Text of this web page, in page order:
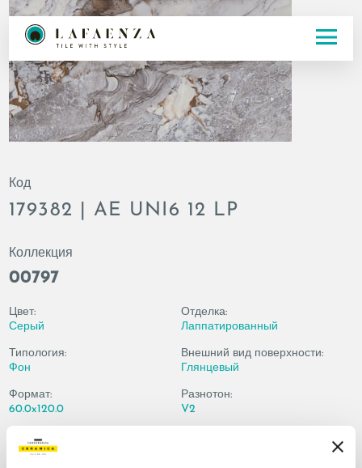
Код
179382 | AE UNI6 12 LP
Коллекция
00797
Цвет:
Серый
Типология:
Фон
Формат:
60.0x120.0
Отделка:
Лаппатированный
Внешний вид поверхности:
Глянцевый
Разнотон:
V2